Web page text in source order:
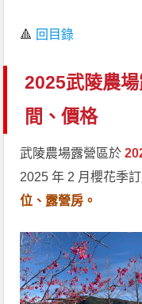
🔺 回目錄
2025武陵農
間、價格
武陵農場露營區於
2025 年 2 月櫻花季
位、露營房。